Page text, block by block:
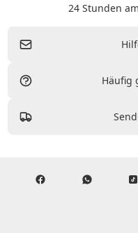
24 Stunden
Häufig